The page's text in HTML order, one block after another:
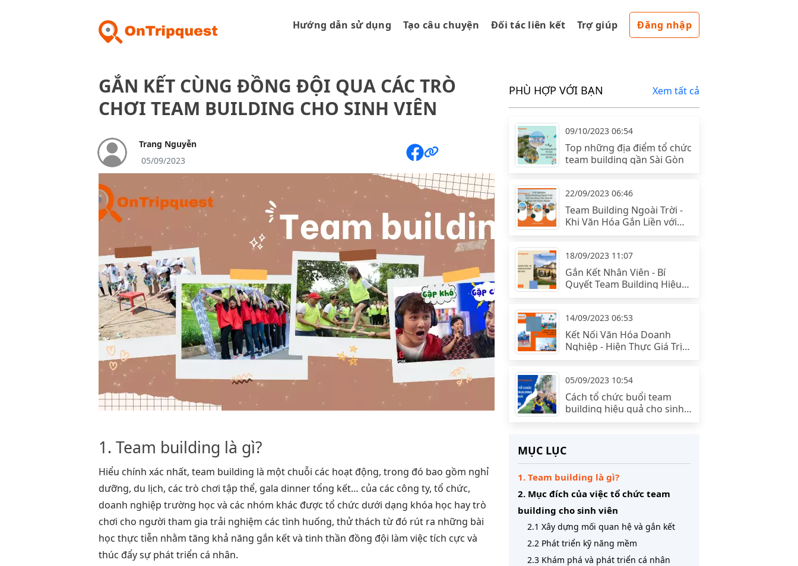
Hướng dẫn sử dụng Tạo câu chuyện Đối tác liên kết Trợ giúp Đăng nhập
GẮN KẾT CÙNG ĐỒNG ĐỘI QUA CÁC TRÒ
CHƠI TEAM BUILDING CHO SINH VIÊN
Trang Nguyễn
05/09/2023
1. Team building là gì?
Hiểu chính xác nhất, team building là một chuỗi các hoạt động, trong đó bao gồm nghỉ
dưỡng, du lịch, các trò chơi tập thể, gala dinner tổng kết… của các công ty, tổ chức,
doanh nghiệp trường học và các nhóm khác được tổ chức dưới dạng khóa học hay trò
chơi cho người tham gia trải nghiệm các tình huống, thử thách từ đó rút ra những bài
học thực tiễn nhằm tăng khả năng gắn kết và tinh thần đồng đội làm việc tích cực và
thúc đẩy sự phát triển cá nhân.
PHÙ HỢP VỚI BẠN Xem tất cả
09/10/2023 06:54
Top những địa điểm tổ chức
team building gần Sài Gòn
22/09/2023 06:46
Team Building Ngoài Trời -
Khi Văn Hóa Gắn Liền với
Thiên Nhiên
18/09/2023 11:07
Gắn Kết Nhân Viên - Bí
Quyết Team Building Hiệu
Quả
14/09/2023 06:53
Kết Nối Văn Hóa Doanh
Nghiệp - Hiện Thực Giá Trị
và Định Hướng
05/09/2023 10:54
Cách tổ chức buổi team
building hiệu quả cho sinh
viên
MỤC LỤC
1. Team building là gì?
2. Mục đích của việc tổ chức team
building cho sinh viên
2.1 Xây dựng mối quan hệ và gắn kết
2.2 Phát triển kỹ năng mềm
2.3 Khám phá và phát triển cá nhân